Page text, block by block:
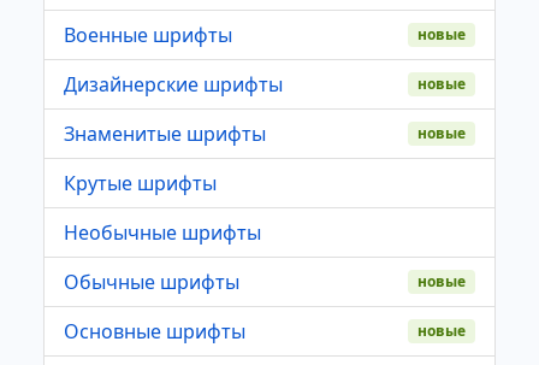
Военные шрифты новые
Дизайнерские шрифты новые
Знаменитые шрифты новые
Крутые шрифты
Необычные шрифты
Обычные шрифты
новые
Основные шрифты новые